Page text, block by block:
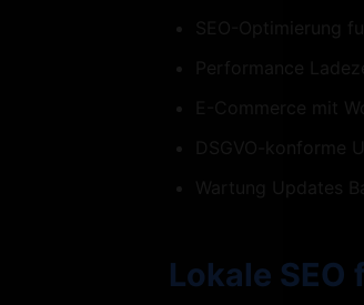
Performance
Lokale SEO